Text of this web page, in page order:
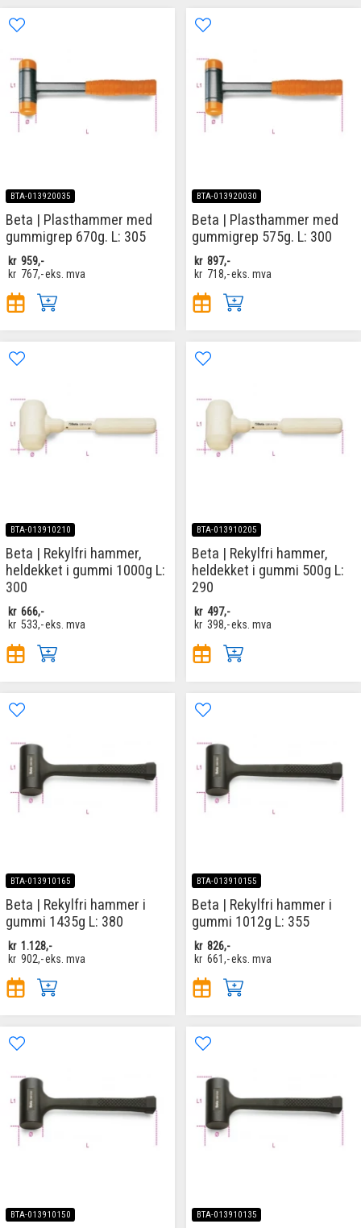
BTA-013920035
Beta | Plasthammer med
gummigrep 670g. L: 305
kr 959,-
kr 767,-eks. mva
BTA-013920030
Beta | Plasthammer med
gummigrep 575g. L: 300
kr 897,-
kr 718,-eks. mva
BTA-013910210
Beta | Rekylfri hammer,
heldekket i gummi 1000g L:
300
kr 666,-
kr 533,-eks. mva
BTA-013910205
Beta | Rekylfri hammer,
heldekket i gummi 500g L:
290
kr 497,-
kr 398,-eks. mva
BTA-013910165
Beta | Rekylfri hammer i
gummi 1435g L: 380
kr 1.128,-
kr 902,-eks. mva
BTA-013910155
Beta | Rekylfri hammer i
gummi 1012g L: 355
kr 826,-
kr 661,-eks. mva
BTA-013910150 BTA-013910135